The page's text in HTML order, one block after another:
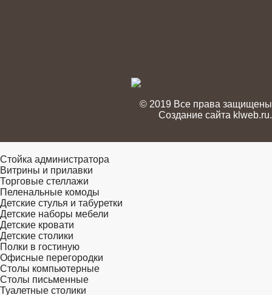
© 2019 Все права защищены
Создание сайта klweb.ru.
Стойка администратора
Витрины и прилавки
Торговые стеллажи
Пеленальные комоды
Детские стулья и табуретки
Детские наборы мебели
Детские кровати
Детские столики
Полки в гостиную
Офисные перегородки
Столы компьютерные
Столы письменные
Туалетные столики